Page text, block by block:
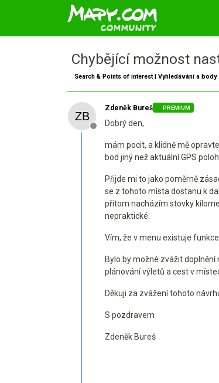
Chybějící možnost
Search & Points of interest | Vyhledávání a body
Offline
Zdeněk Bureš PREMIUM
Dobrý den,
mám pocit, a klidně mě
bod jiný než aktuální GPS
Přijde mi to jako poměrně
se z tohoto místa dostanu k
přitom nacházím stovky
nepraktické.
Vím, že v menu existuje
Bylo by možné zvážit
plánování výletů a cest v
Děkuji za zvážení tohoto
S pozdravem
Zdeněk Bureš